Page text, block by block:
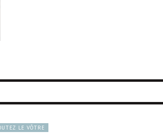
LE VÔTRE